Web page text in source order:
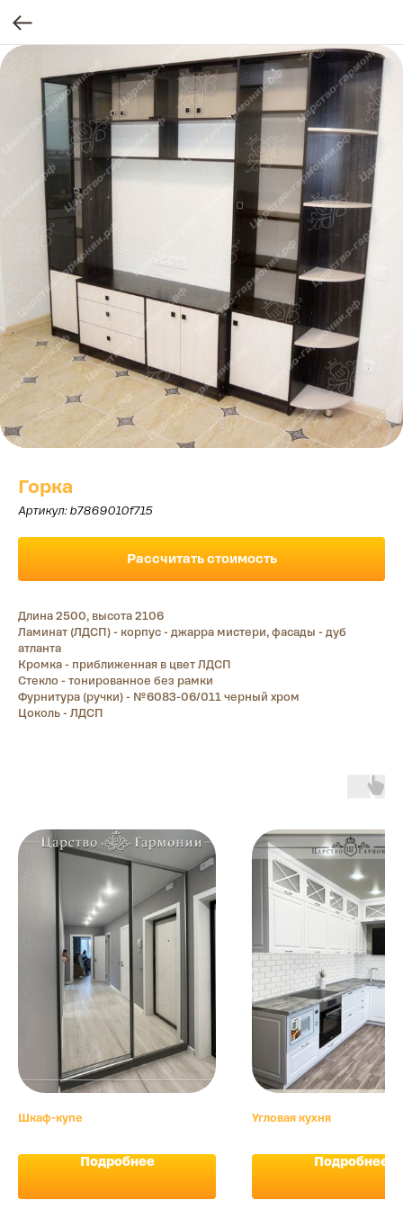
Горка
Артикул: b7869010f715
Рассчитать стоимость
Длина 2500, высота 2106
Ламинат (ЛДСП) - корпус - джарра мистери, фасады - дуб
атланта
Кромка - приближенная в цвет ЛДСП
Стекло - тонированное без рамки
Фурнитура (ручки) - №6083-06/011 черный хром
Цоколь - ЛДСП
Шкаф-купе
Подробнее
Угловая кухня
Подробнее